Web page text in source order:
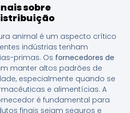
sobre
animal é um aspecto crítico
indústrias tenham
primas. Os fornecedores de
manter altos padrões de
especialmente quando se
e alimentícias. A
é fundamental para
finais sejam seguros e